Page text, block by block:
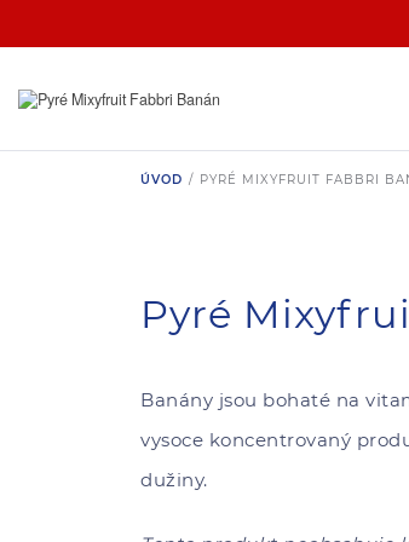
ÚVOD / PYRÉ MIXYFRUIT FABBRI
Pyré
Banány jsou bohaté na
vysoce koncentrovaný
dužiny.